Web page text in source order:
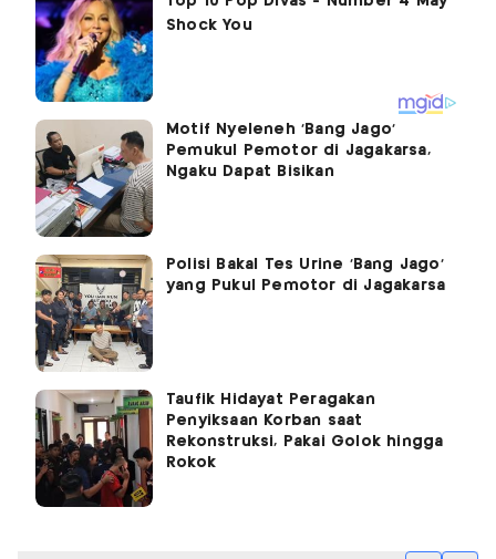
Motif Nyeleneh 'Bang Jago'
Pemukul Pemotor di Jagakarsa,
Ngaku Dapat Bisikan
Polisi Bakal Tes Urine ‘Bang Jago’
yang Pukul Pemotor di Jagakarsa
Taufik Hidayat Peragakan
Penyiksaan Korban saat
Rekonstruksi, Pakai Golok hingga
Rokok